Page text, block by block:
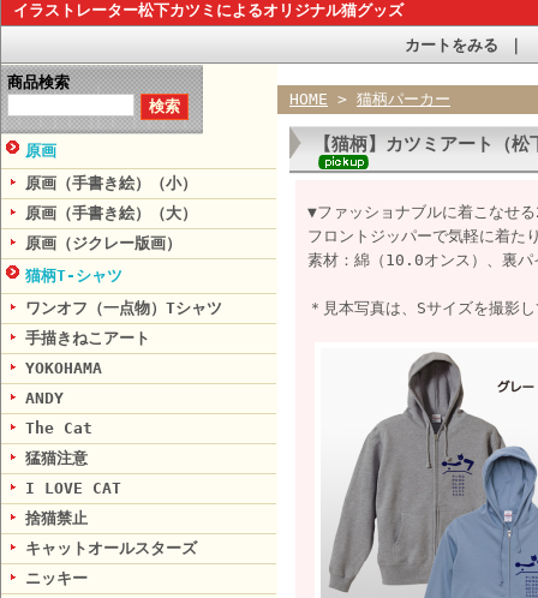
イラストレーター松下カツミによるオリジナル猫グッズ
カートをみる
商品検索
原画
原画（手書き絵）（小）
原画（手書き絵）（大）
原画（ジクレー版画）
猫柄T-シャツ
ワンオフ（一点物）Tシャツ
手描きねこアート
YOKOHAMA
ANDY
The Cat
猛猫注意
I LOVE CAT
捨猫禁止
キャットオールスターズ
ニッキー
HOME > 猫柄パーカー
【猫柄】カツミアート（
▼ファッショナブルに着こなせ
フロントジッパーで気軽に着た
素材：綿（10.0オンス）、裏パ
＊見本写真は、Sサイズを撮影